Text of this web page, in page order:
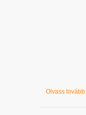
Olvass tovább